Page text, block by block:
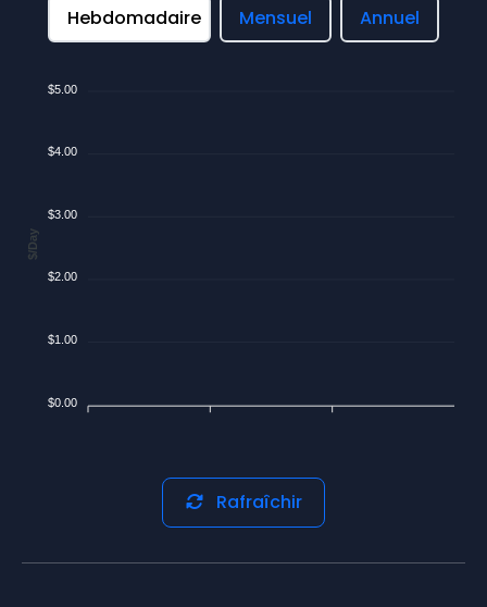
Hebdomadaire Mensuel Annuel
$5.00
$4.00
$3.00
$2.00
$1.00
$0.00
$/Day
Rafraîchir